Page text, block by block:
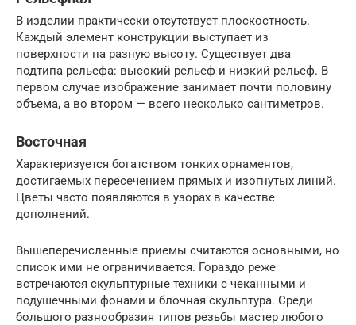
В изделии практически отсутствует плоскостность.
Каждый элемент конструкции выступает из
поверхности на разную высоту. Существует два
подтипа рельефа: высокий рельеф и низкий рельеф. В
первом случае изображение занимает почти половину
объема, а во втором — всего несколько сантиметров.
Восточная
Характеризуется богатством тонких орнаментов,
достигаемых пересечением прямых и изогнутых линий.
Цветы часто появляются в узорах в качестве
дополнений.
Вышеперечисленные приемы считаются основными, но
список ими не ограничивается. Гораздо реже
встречаются скульптурные техники с чеканными и
подушечными фонами и блочная скульптура. Среди
большого разнообразия типов резьбы мастер любого